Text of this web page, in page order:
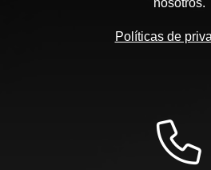
nosotros.
Políticas de